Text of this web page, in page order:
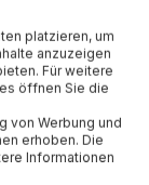
Anmeldung
platzieren, um
anzuzeigen
Für weitere
öffnen Sie die
von Werbung und
erhoben. Die
Informationen
und
5 %
Ware
!*